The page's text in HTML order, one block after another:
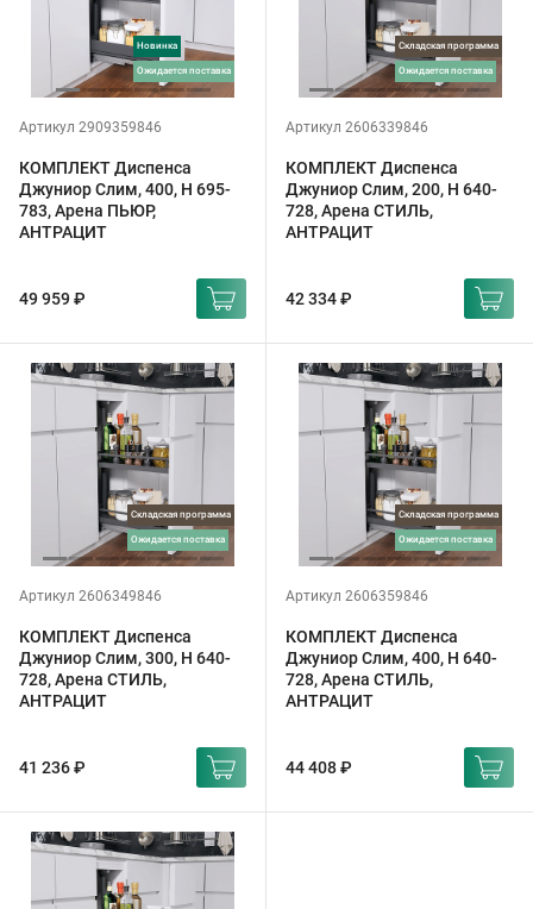
Новинка
ожидается поставка
Артикул 2909359846
КОМПЛЕКТ Диспенса
Джуниор Слим, 400, H 695-
783, Арена ПЬЮР,
АНТРАЦИТ
49 959 ₽
Складская программа
ожидается поставка
Артикул 2606339846
КОМПЛЕКТ Диспенса
Джуниор Слим, 200, H 640-
728, Арена СТИЛЬ,
АНТРАЦИТ
42 334 ₽
Складская программа
ожидается поставка
Артикул 2606349846
КОМПЛЕКТ Диспенса
Джуниор Слим, 300, H 640-
728, Арена СТИЛЬ,
АНТРАЦИТ
41 236 ₽
Складская программа
ожидается поставка
Артикул 2606359846
КОМПЛЕКТ Диспенса
Джуниор Слим, 400, H 640-
728, Арена СТИЛЬ,
АНТРАЦИТ
44 408 ₽